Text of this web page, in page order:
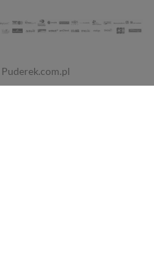
Puderek.com.pl